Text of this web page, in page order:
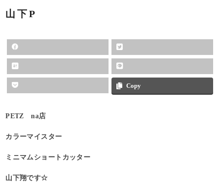
山下P
Copy
PETZ na店
カラーマイスター
ミニマムショートカッター
山下翔です☆